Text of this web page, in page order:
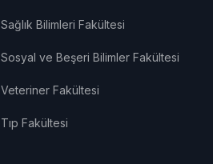
Sağlık Bilimleri Fakültesi
Sosyal ve Beşeri Bilimler Fakültesi
Veteriner Fakültesi
Tıp Fakültesi